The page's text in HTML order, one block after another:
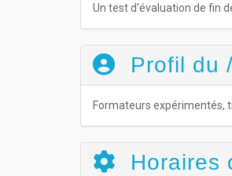
Un test d'évaluation de fin
Profil du
Formateurs expérimentés,
Horaires